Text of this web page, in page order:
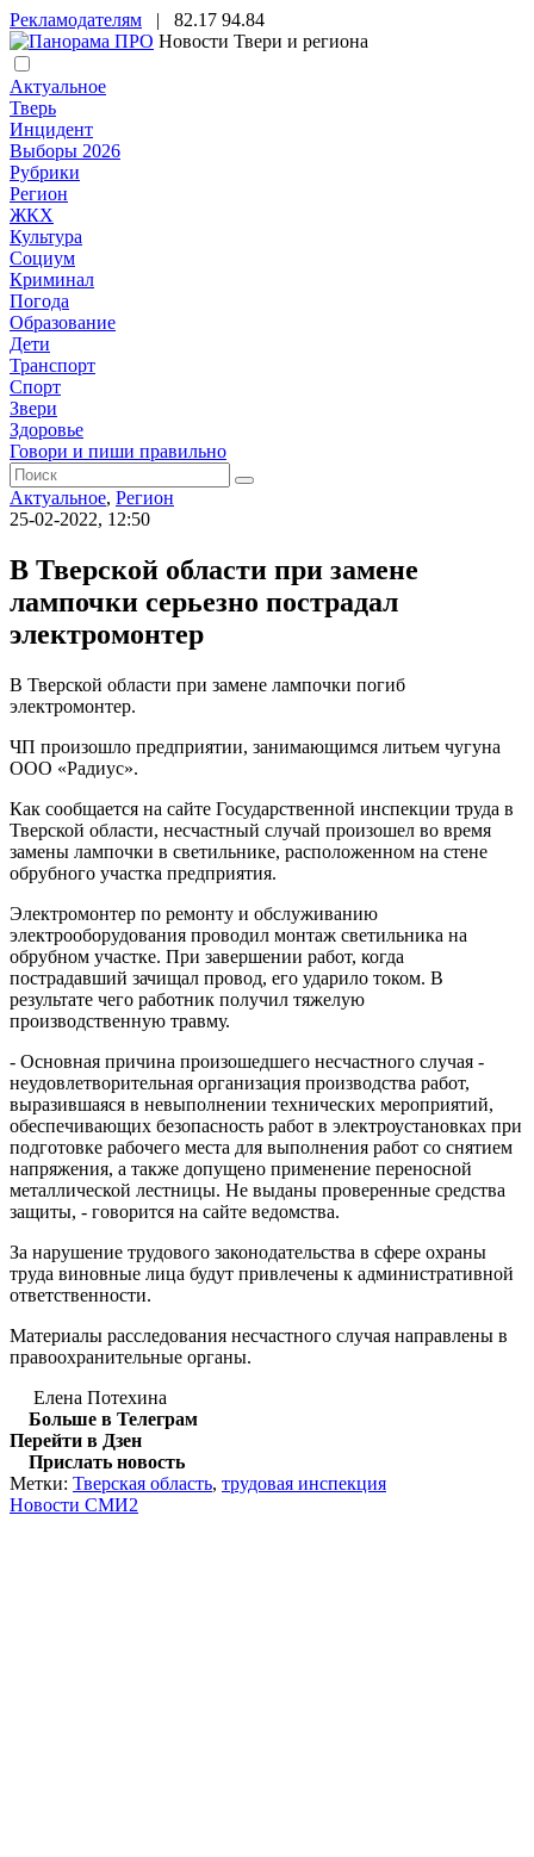
Рекламодателям | 82.17 94.84
Новости Твери и региона
Актуальное
Тверь
Инцидент
Выборы 2026
Рубрики
Регион
ЖКХ
Культура
Социум
Криминал
Погода
Образование
Дети
Транспорт
Спорт
Звери
Здоровье
Говори и пиши правильно
Актуальное, Регион
25-02-2022, 12:50
В Тверской области при замене
лампочки серьезно пострадал
электромонтер
В Тверской области при замене лампочки погиб
электромонтер.
ЧП произошло предприятии, занимающимся литьем чугуна
ООО «Радиус».
Как сообщается на сайте Государственной инспекции труда в
Тверской области, несчастный случай произошел во время
замены лампочки в светильнике, расположенном на стене
обрубного участка предприятия.
Электромонтер по ремонту и обслуживанию
электрооборудования проводил монтаж светильника на
обрубном участке. При завершении работ, когда
пострадавший зачищал провод, его ударило током. В
результате чего работник получил тяжелую
производственную травму.
- Основная причина произошедшего несчастного случая -
неудовлетворительная организация производства работ,
выразившаяся в невыполнении технических мероприятий,
обеспечивающих безопасность работ в электроустановках при
подготовке рабочего места для выполнения работ со снятием
напряжения, а также допущено применение переносной
металлической лестницы. Не выданы проверенные средства
защиты, - говорится на сайте ведомства.
За нарушение трудового законодательства в сфере охраны
труда виновные лица будут привлечены к административной
ответственности.
Материалы расследования несчастного случая направлены в
правоохранительные органы.
Елена Потехина
Больше в Телеграм
Перейти в Дзен
Прислать новость
Метки: Тверская область, трудовая инспекция
Новости СМИ2